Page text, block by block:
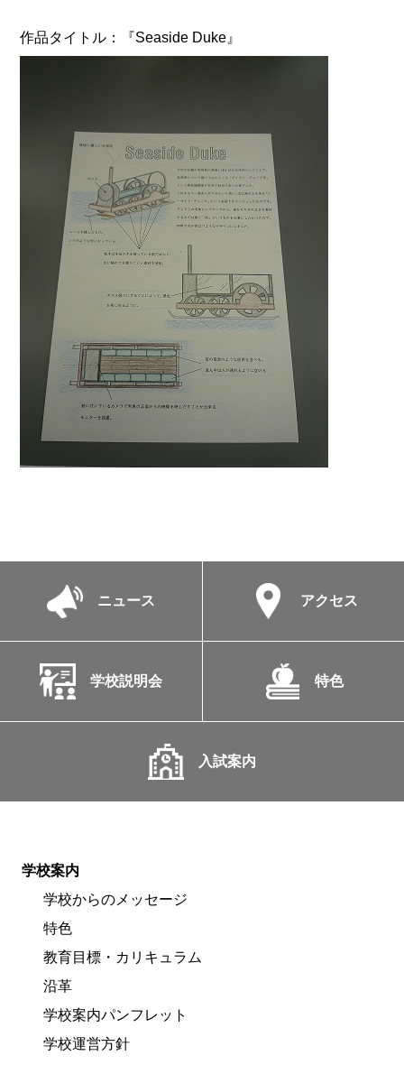
作品タイトル：『Seaside Duke』
ニュース アクセス
学校説明会 特色
入試案内
学校案内
学校からのメッセージ
特色
教育目標・カリキュラム
沿革
学校案内パンフレット
学校運営方針